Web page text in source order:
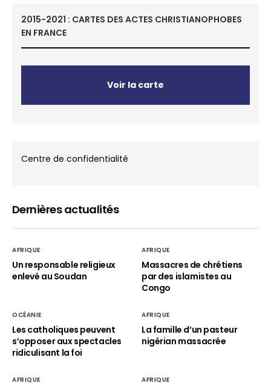
2015-2021 : CARTES DES ACTES CHRISTIANOPHOBES
EN FRANCE
Voir la carte
Centre de confidentialité
Dernières actualités
AFRIQUE
Un responsable religieux
enlevé au Soudan
AFRIQUE
Massacres de chrétiens
par des islamistes au
Congo
OCÉANIE
Les catholiques peuvent
s’opposer aux spectacles
ridiculisant la foi
AFRIQUE
La famille d’un pasteur
nigérian massacrée
AFRIQUE AFRIQUE